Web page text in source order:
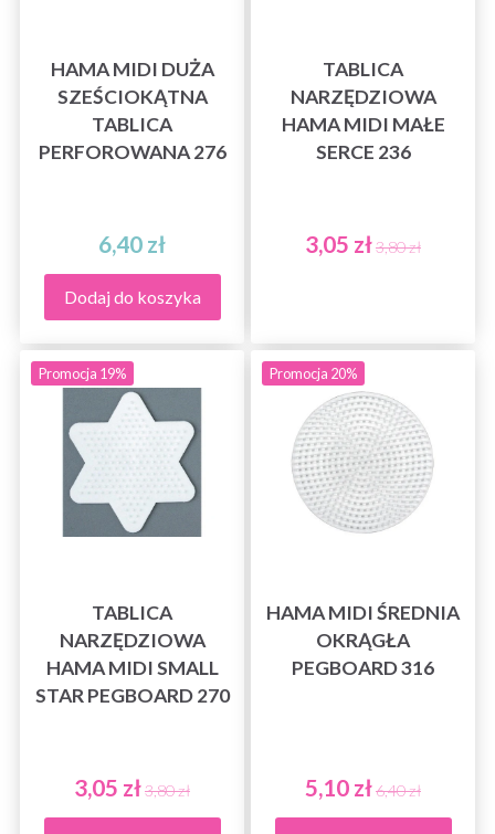
HAMA MIDI DUŻA
SZEŚCIOKĄTNA
TABLICA
PERFOROWANA 276
6,40 zł
Dodaj do koszyka
TABLICA
NARZĘDZIOWA
HAMA MIDI MAŁE
SERCE 236
3,05 zł3,80 zł
Promocja 19%
TABLICA
NARZĘDZIOWA
HAMA MIDI SMALL
STAR PEGBOARD 270
3,05 zł3,80 zł
Promocja 20%
HAMA MIDI ŚREDNIA
OKRĄGŁA
PEGBOARD 316
5,10 zł6,40 zł